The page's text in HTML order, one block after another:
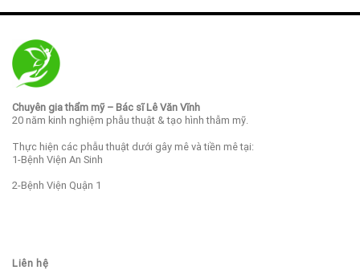
Chuyên gia thẩm mỹ – Bác sĩ Lê Văn Vĩnh
20 năm kinh nghiệm phẫu thuật & tạo hình thẫm mỹ.
Thực hiện các phẫu thuật dưới gây mê và tiền mê tại:
1-Bệnh Viện An Sinh
2-Bệnh Viện Quận 1
Liên hệ